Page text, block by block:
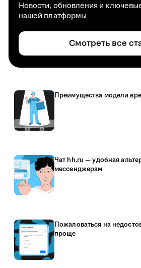
Новости, обновления и
нашей платформы
Смотреть все
Преимущества модели
Чат hh.ru — удобная
мессенджерам
Пожаловаться на
проще